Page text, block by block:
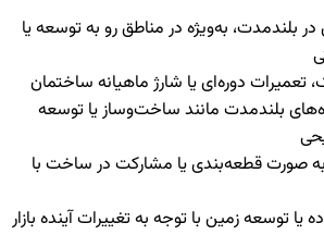
به‌ویژه در مناطق رو به توسعه یا
تعمیرات دوره‌ای یا شارژ ماهیانه ساختمان
بلندمدت مانند ساخت‌وساز یا توسعه
به صورت قطعه‌بندی یا مشارکت در ساخت با
یا توسعه زمین با توجه به تغییرات آینده بازار